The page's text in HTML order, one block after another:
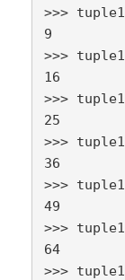
>>>
9
>>>
16
>>>
25
>>>
36
>>>
49
>>>
64
>>>